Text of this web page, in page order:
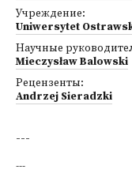
Учреждение:
Uniwersytet
Научные
Mieczysław Balowski
Рецензенты:
Andrzej Sieradzki
---
---